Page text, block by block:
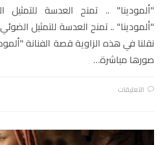
"ألمودينا" .. تمنح العدسة للتمثيل
نقلنا في هذه الزاوية قصة الفنانة
صورها مباشرة…
التعليقات